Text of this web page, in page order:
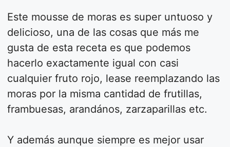
Este mousse de moras es super untuoso y
delicioso, una de las cosas que más me
gusta de esta receta es que podemos
hacerlo exactamente igual con casi
cualquier fruto rojo, lease reemplazando las
moras por la misma cantidad de frutillas,
frambuesas, arandános, zarzaparillas etc.
Y además aunque siempre es mejor usar